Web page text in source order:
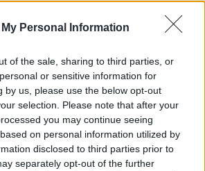
Personal Information
of the sale, sharing to third parties, or
or sensitive information for
by us, please use the below opt-out
selection. Please note that after your
you may continue seeing
on personal information utilized by
disclosed to third parties prior to
separately opt-out of the further
Orban)